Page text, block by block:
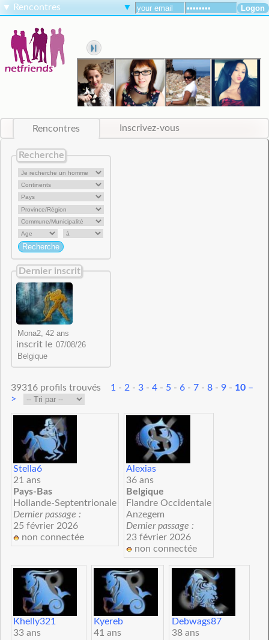
▼ Rencontres ▼
Rencontres Inscrivez-vous
Recherche
Dernier inscrit
inscrit le
39316 profils trouvés 1 - 2 - 3- 4- 5- 6- 7- 8- 9- 10–
>
Stella6
21 ans
Pays-Bas
Hollande-Septentrionale
Dernier passage :
25 février 2026
non connectée
Alexias
36 ans
Belgique
Flandre Occidentale
Anzegem
Dernier passage :
23 février 2026
non connectée
Khelly321
33 ans
Kyereb
41 ans
Debwags87
38 ans